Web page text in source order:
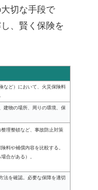
切な手段で
、賢く保険を
など）において、火災保険料
建物の場所、周りの環境、保
理整頓など、事故防止対策
料や補償内容を比較する。
合がある）。
法を確認。必要な保障を適切